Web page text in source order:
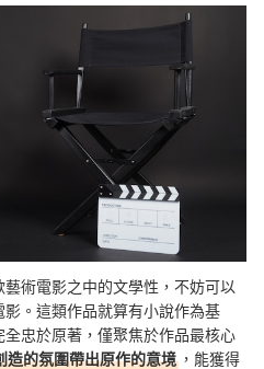
術電影之中的文學性，不妨可以
。這類作品就算有小說作為基
忠於原著，僅聚焦於作品最核心
造的氛圍帶出原作的意境 ，能獲得